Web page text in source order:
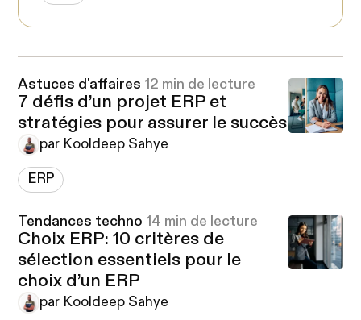
Astuces d'affaires 12 min de lecture
7 défis d’un projet ERP et
stratégies pour assurer le succès
par Kooldeep Sahye
ERP
Tendances techno 14 min de lecture
Choix ERP: 10 critères de
sélection essentiels pour le
choix d’un ERP
par Kooldeep Sahye